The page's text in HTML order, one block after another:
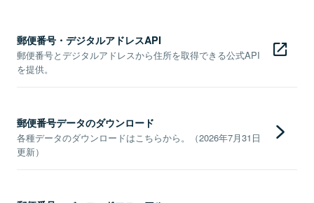
郵便番号・デジタルアドレスAPI
郵便番号とデジタルアドレスから住所を取得できる公式API
を提供。
郵便番号データのダウンロード
各種データのダウンロードはこちらから。（2026年7月31日
更新）